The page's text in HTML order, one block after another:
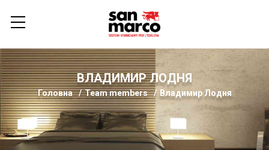
ВЛАДИМИР ЛОДНЯ
Головна Team members Владимир Лодня